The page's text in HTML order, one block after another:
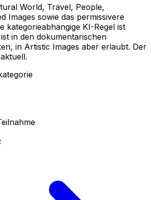
World, Travel, People,
Images sowie das permissivere
kategorieabhängige KI-Regel ist
in den dokumentarischen
in Artistic Images aber erlaubt. Der